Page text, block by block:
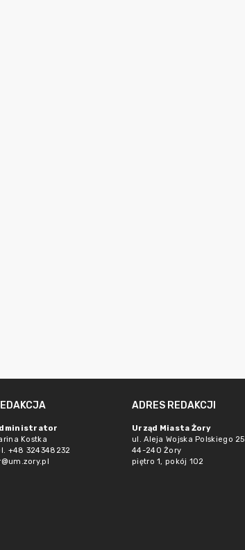
Kostka
+48 324348232
ADRES REDAKCJI
Urząd Miasta Żory
ul. Aleja Wojska Polskiego 25
44-240 Żory
piętro 1, pokój 102